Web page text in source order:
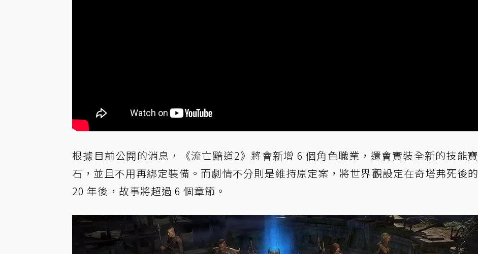
根據目前公開的消息，《流亡黯道2》將會新增 6 個角色職業，還會實裝全新的技能寶
石，並且不用再綁定裝備。而劇情不分則是維持原定案，將世界觀設定在奇塔弗死後的
20 年後，故事將超過 6 個章節。